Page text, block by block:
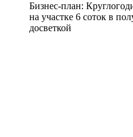
Бизнес-план:
на участке 6 соток в
досветкой